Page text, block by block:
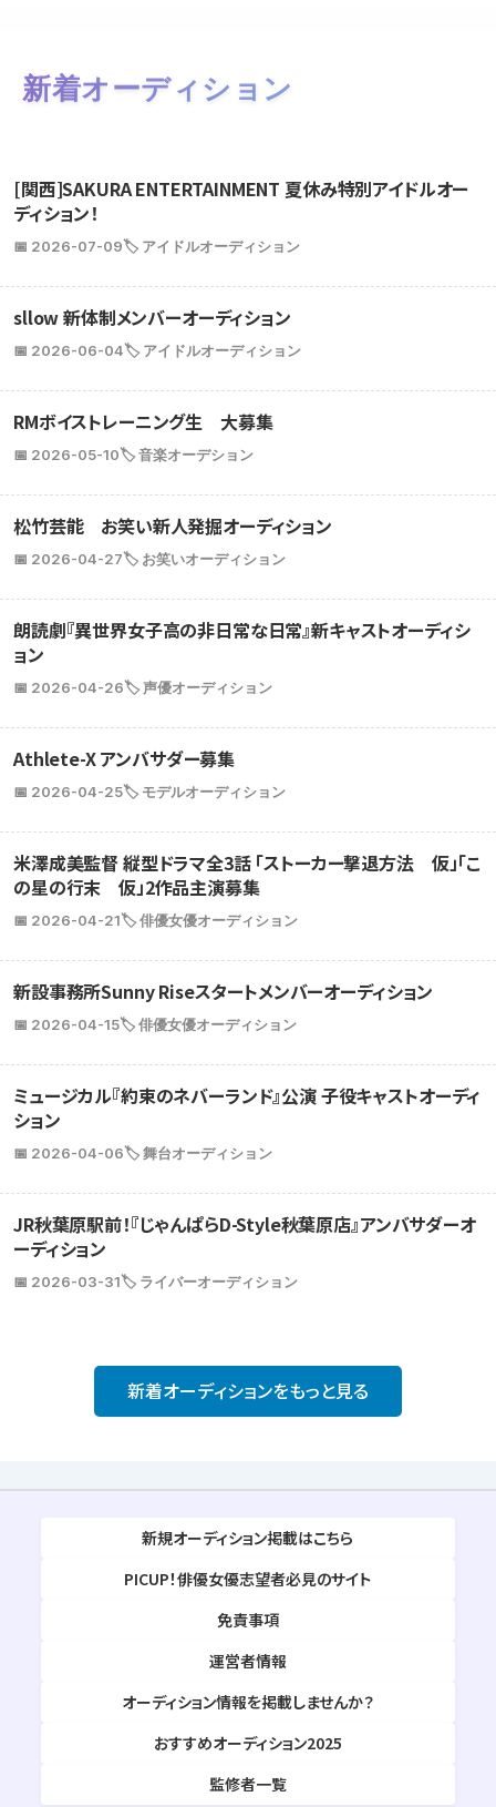
新着オーディション
[関西]SAKURA ENTERTAINMENT 夏休み特別アイドルオー
ディション！
📅 2026-07-09🏷️ アイドルオーディション
sllow 新体制メンバーオーディション
📅 2026-06-04🏷️ アイドルオーディション
RMボイストレーニング生 大募集
📅 2026-05-10🏷️ 音楽オーデション
松竹芸能 お笑い新人発掘オーディション
📅 2026-04-27🏷️ お笑いオーディション
朗読劇『異世界女子高の非日常な日常』新キャストオーディシ
ョン
📅 2026-04-26🏷️ 声優オーディション
Athlete-X アンバサダー募集
📅 2026-04-25🏷️ モデルオーディション
米澤成美監督 縦型ドラマ全3話 「ストーカー撃退方法 仮」「こ
の星の行末 仮」2作品主演募集
📅 2026-04-21🏷️ 俳優女優オーディション
新設事務所Sunny Riseスタートメンバーオーディション
📅 2026-04-15🏷️ 俳優女優オーディション
ミュージカル『約束のネバーランド』公演 子役キャストオーディ
ション
📅 2026-04-06🏷️ 舞台オーディション
JR秋葉原駅前！『じゃんぱらD-Style秋葉原店』アンバサダーオ
ーディション
📅 2026-03-31🏷️ ライバーオーディション
新着オーディションをもっと見る
新規オーディション掲載はこちら
PICUP！俳優女優志望者必見のサイト
免責事項
運営者情報
オーディション情報を掲載しませんか？
おすすめオーディション2025
監修者一覧